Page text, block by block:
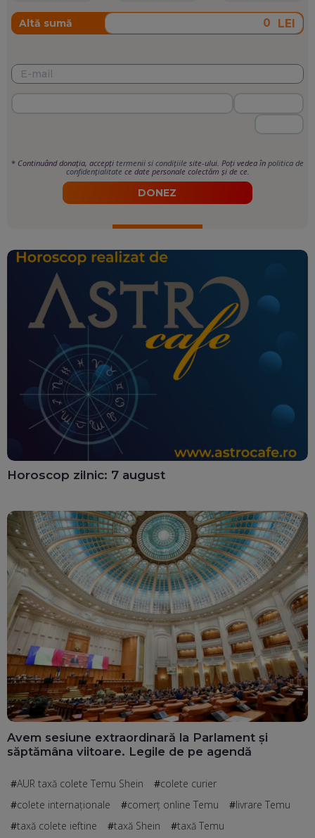
Altă sumă LEI
* Continuând donația, accepți termenii si condițiile site-ului. Poți vedea în politica de
confidențialitate ce date personale colectăm și de ce.
DONEZ
Horoscop zilnic: 7 august
Avem sesiune extraordinară la Parlament și
săptămâna viitoare. Legile de pe agendă
AUR taxă colete Temu Shein
colete curier
colete internaționale
comerț online Temu
livrare Temu
taxă colete ieftine
taxă Shein taxă Temu